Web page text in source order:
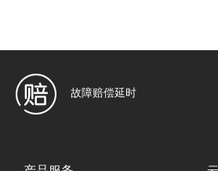
故障赔偿延时